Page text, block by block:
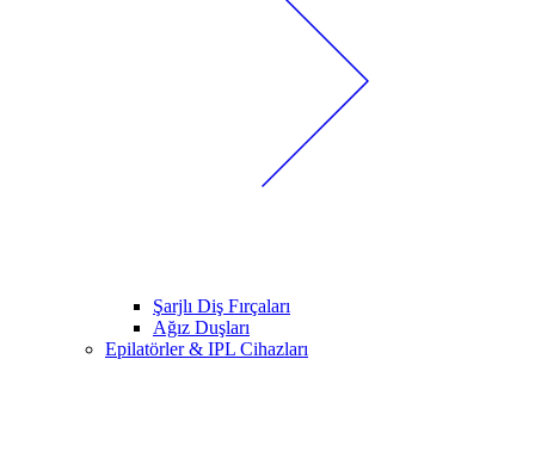
Şarjlı Diş Fırçaları
Ağız Duşları
Epilatörler & IPL Cihazları